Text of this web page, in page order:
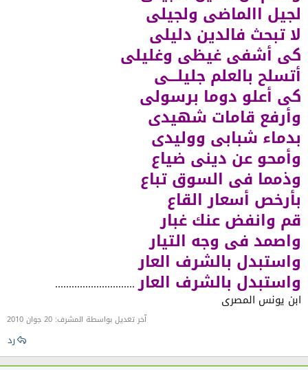
لجيل االماضى ولجيلى
لا تبحث فالدين دليلى
كى أشفى غيظى وغليلى
أتسلح بالعلم جليلـــى
كى أعلو دوما برسولى
وأرفع قامات شهيدى
بدماء شبابى ووليدى
وأمحو عن دينى ضياع
وذمما فى السوق تباع
بأرخص أسعار القاع
قم وانفض عنك غبار
واصمد فى وجه التيار
واستبدل بالشرف العار
واستبدل بالشرف العار.............................
ابن يونس المصرى
آخر تعديل بواسطة المشرف: 20 جوان 2010
رد